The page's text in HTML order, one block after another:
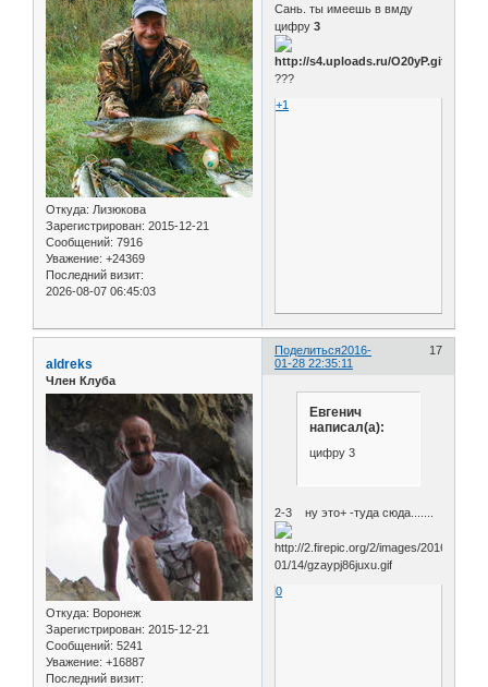
Откуда: Лизюкова
Зарегистрирован: 2015-12-21
Сообщений: 7916
Уважение: +24369
Последний визит:
2026-08-07 06:45:03
Сань. ты имеешь в вмду
цифру 3
???
+1
Поделиться 17
2016-
01-28 22:35:11
aldreks
Член Клуба
Откуда: Воронеж
Зарегистрирован: 2015-12-21
Сообщений: 5241
Уважение: +16887
Последний визит:
Евгенич
написал(а):
цифру 3
2-3 ну это+ -туда сюда.......
0